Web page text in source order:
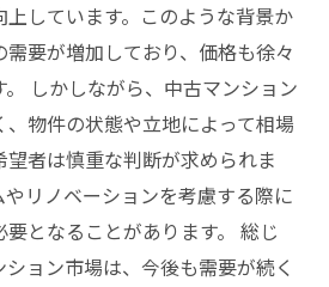
しています。このような背景か
要が増加しており、価格も徐々
しかしながら、中古マンション
物件の状態や立地によって相場
者は慎重な判断が求められま
リノベーションを考慮する際に
となることがあります。 総じ
ョン市場は、今後も需要が続く